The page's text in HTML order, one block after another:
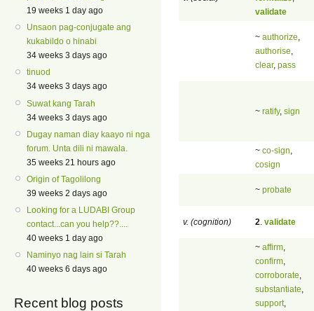
19 weeks 1 day ago
Unsaon pag-conjugate ang
kukabildo o hinabi
34 weeks 3 days ago
tinuod
34 weeks 3 days ago
Suwat kang Tarah
34 weeks 3 days ago
Dugay naman diay kaayo ni nga
forum. Unta dili ni mawala.
35 weeks 21 hours ago
Origin of Tagolilong
39 weeks 2 days ago
Looking for a LUDABI Group
contact...can you help??....
40 weeks 1 day ago
Naminyo nag lain si Tarah
40 weeks 6 days ago
Recent blog posts
validate
~ authorize
authorise
clear, pass
~ ratify, sign
~ co-sign
cosign
~ probate
v. (cognition) 2 validate
~ affirm
confirm
corroborate
substantiate
support,